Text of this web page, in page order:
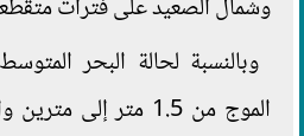
وشمال الصعيد على فترات
وبالنسبة لحالة البحر
الموج من 1.5 متر إلى